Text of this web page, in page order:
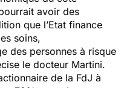
avoir des
que l’Etat finance
soins,
des personnes à risque
le docteur Martini.
de la FdJ à